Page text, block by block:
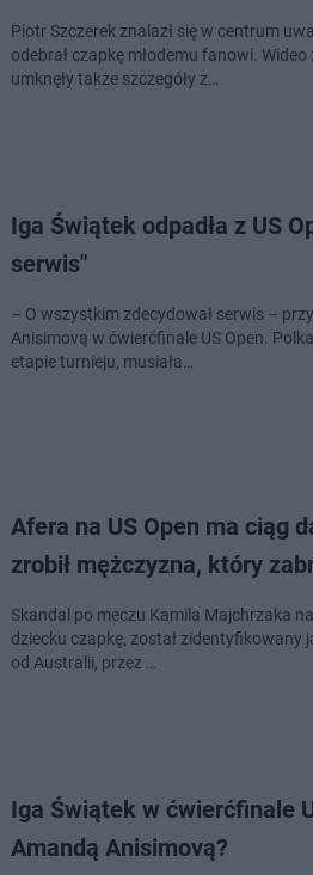
Piotr Szczerek znalazł się w centrum
odebrał czapkę młodemu fanowi.
umknęły także szczegóły z…
Iga Świątek odpadła z US
serwis"
– O wszystkim zdecydował serwis –
Anisimovą w ćwierćfinale US Open.
etapie turnieju, musiała…
Afera na US Open ma ciąg
zrobił mężczyzna, który
Skandal po meczu Kamila Majchrzaka
dziecku czapkę, został zidentyfikowany
od Australii, przez …
Iga Świątek w ćwierćfinale
Amandą Anisimovą?